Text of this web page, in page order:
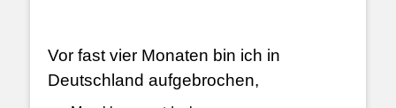
Vor fast vier Monaten bin ich in
Deutschland aufgebrochen,